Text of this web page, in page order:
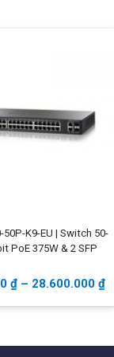
Trọng lượng
Đóng gói
EU | Switch 50-
PoE 375W & 2 SFP
₫ – 28.600.000₫